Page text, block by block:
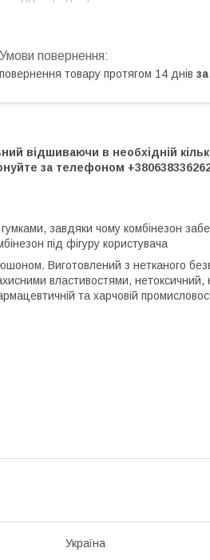
повернення товару протягом 14 днів
відшиваючи в необхідній
за телефоном
завдяки чому комбінезон
під фігуру користувача
Виготовлений з нетканого
властивостями, нетоксичний,
та харчовій
Україна